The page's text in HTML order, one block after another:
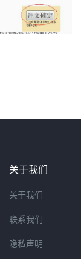
关于我们
关于我们
联系我们
隐私声明